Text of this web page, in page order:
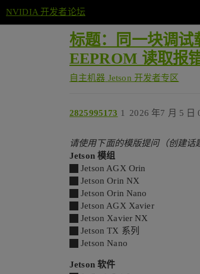
NVIDIA 开发者论坛
标题：同一块调
EEPROM 读取报
自主机器 Jetson 开发者专区
2825995173 2026 年7 月 5 日
1
请使用下面的模版提问（创建话
Jetson 模组
Jetson AGX Orin
Jetson Orin NX
Jetson Orin Nano
Jetson AGX Xavier
Jetson Xavier NX
Jetson TX 系列
Jetson Nano
Jetson 软件